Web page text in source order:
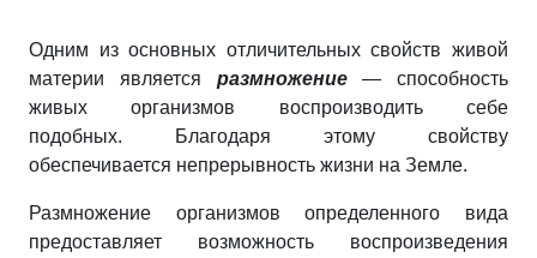
Одним из основных отличительных свойств живой
материи является размножение— способность
живых организмов воспроизводить себе
подобных. Благодаря этому свойству
обеспечивается непрерывность жизни на Земле.
Размножение организмов определенного вида
предоставляет возможность воспроизведения